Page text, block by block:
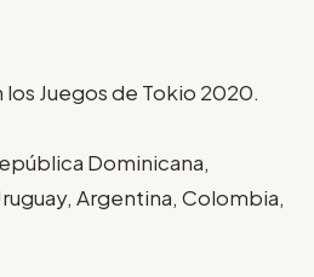
Juegos de Tokio 2020.
Dominicana,
Argentina, Colombia,